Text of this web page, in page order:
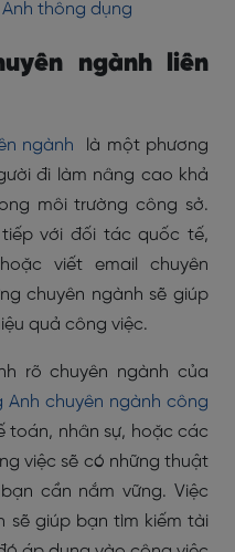
thông dụng
ngành liên
ngành là một phương
đi làm nâng cao khả
môi trường công sở.
với đối tác quốc tế,
viết email chuyên
chuyên ngành sẽ giúp
quả công việc.
rõ chuyên ngành của
Anh chuyên ngành công
toán, nhân sự, hoặc các
việc sẽ có những thuật
cần nắm vững. Việc
sẽ giúp bạn tìm kiếm tài